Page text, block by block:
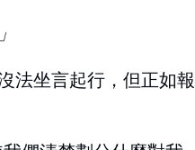
法坐言起行，但正如報